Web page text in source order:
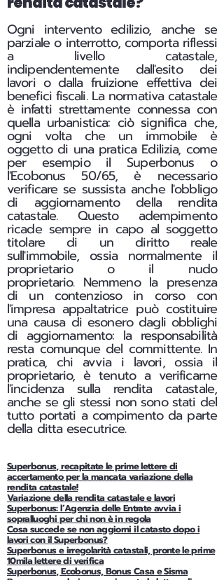
Ogni intervento edilizio, anche se
parziale o interrotto, comporta riflessi
a livello catastale,
indipendentemente dall'esito dei
lavori o dalla fruizione effettiva dei
benefici fiscali. La normativa catastale
è infatti strettamente connessa con
quella urbanistica: ciò significa che,
ogni volta che un immobile è
oggetto di una pratica Edilizia, come
per esempio il Superbonus o
l'Ecobonus 50/65, è necessario
verificare se sussista anche l'obbligo
di aggiornamento della rendita
catastale. Questo adempimento
ricade sempre in capo al soggetto
titolare di un diritto reale
sull'immobile, ossia normalmente il
proprietario o il nudo
proprietario. Nemmeno la presenza
di un contenzioso in corso con
l'impresa appaltatrice può costituire
una causa di esonero dagli obblighi
di aggiornamento: la responsabilità
resta comunque del committente. In
pratica, chi avvia i lavori, ossia il
proprietario, è tenuto a verificarne
l'incidenza sulla rendita catastale,
anche se gli stessi non sono stati del
tutto portati a compimento da parte
della ditta esecutrice.
Superbonus, recapitate le prime lettere di
accertamento per la mancata variazione della
rendita catastale!
Variazione della rendita catastale e lavori
Superbonus: l’Agenzia delle Entrate avvia i
sopralluoghi per chi non è in regola
Cosa succede se non aggiorni il catasto dopo i
lavori con il Superbonus?
Superbonus e irregolarità catastali, pronte le prime
10mila lettere di verifica
Superbonus, Ecobonus, Bonus Casa e Sisma